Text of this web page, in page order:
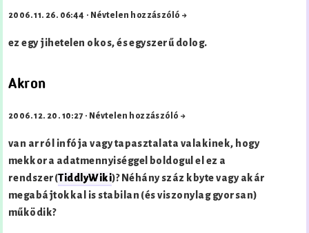
2006. 11. 26. 06:44 · Névtelen hozzászóló →
ez egy jihetelen okos, és egyszerű dolog.
Akron
2006. 12. 20. 10:27 · Névtelen hozzászóló →
van arról infója vagy tapasztalata valakinek, hogy
mekkora adatmennyiséggel boldogul el ez a
rendszer(TiddlyWiki)? Néhány száz kbyte vagy akár
megabájtokkal is stabilan (és viszonylag gyorsan)
működik?